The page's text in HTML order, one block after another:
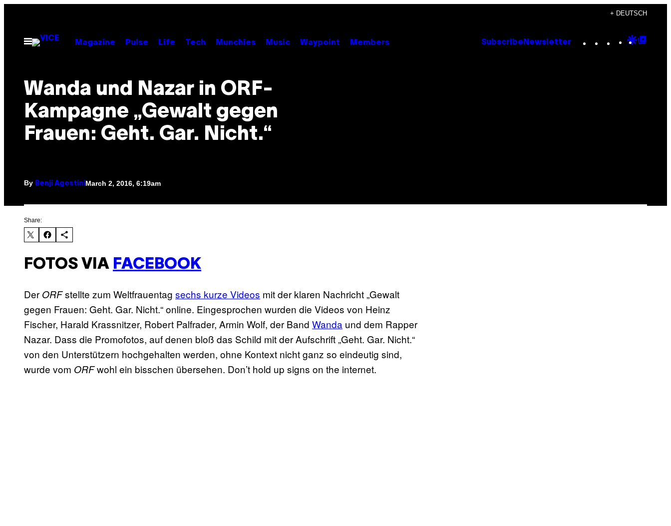
content
+ DEUTSCH
Open
Menu
Magazine Pulse Life Tech Munchies Music Waypoint Members Subscribe Newsletter Instagram
TikTok
YouTube
Google
Wanda und Nazar in ORF-
Kampagne „Gewalt gegen
Frauen: Geht. Gar. Nicht.“
By Benji Agostini March 2, 2016, 6:19am
Share:
FOTOS VIA FACEBOOK
Der ORFstellte zum Weltfrauentag sechs kurze Videos mit der klaren Nachricht „Gewalt
gegen Frauen: Geht. Gar. Nicht.“ online. Eingesprochen wurden die Videos von Heinz
Fischer, Harald Krassnitzer, Robert Palfrader, Armin Wolf, der Band Wanda und dem Rapper
Nazar. Dass die Promofotos, auf denen bloß das Schild mit der Aufschrift „Geht. Gar. Nicht.“
von den Unterstützern hochgehalten werden, ohne Kontext nicht ganz so eindeutig sind,
wurde vom ORFwohl ein bisschen übersehen. Don’t hold up signs on the internet.